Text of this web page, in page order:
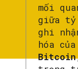
mối
giữa tỷ
ghi
hóa
Bitcoin